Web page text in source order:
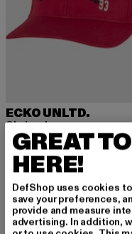
ECKO UNLTD.
Skyhook
21,89 EUR
Derzeitiger Preis: 21,89
29,99 EUR
-10%
GREAT
HERE!
DefShop uses cookies
save your preferences,
provide and measure
advertising. In addition,